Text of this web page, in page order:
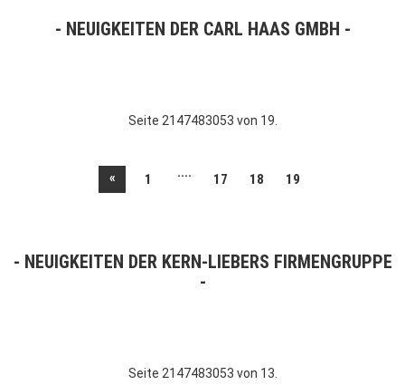
NEUIGKEITEN DER CARL HAAS GMBH
Seite 2147483053 von 19.
« 1 .... 17 18 19
NEUIGKEITEN DER KERN-LIEBERS FIRMENGRUPPE
Seite 2147483053 von 13.